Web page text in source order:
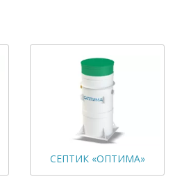
СЕПТИК «ОПТИМА»